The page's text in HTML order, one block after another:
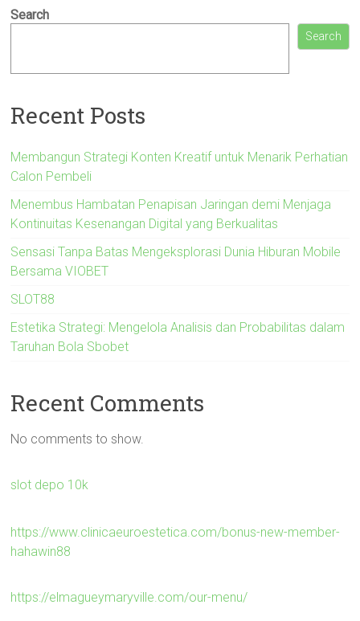
Search
Search
Recent Posts
Membangun Strategi Konten Kreatif untuk Menarik Perhatian
Calon Pembeli
Menembus Hambatan Penapisan Jaringan demi Menjaga
Kontinuitas Kesenangan Digital yang Berkualitas
Sensasi Tanpa Batas Mengeksplorasi Dunia Hiburan Mobile
Bersama VIOBET
SLOT88
Estetika Strategi: Mengelola Analisis dan Probabilitas dalam
Taruhan Bola Sbobet
Recent Comments
No comments to show.
slot depo 10k
https://www.clinicaeuroestetica.com/bonus-new-member-
hahawin88
https://elmagueymaryville.com/our-menu/